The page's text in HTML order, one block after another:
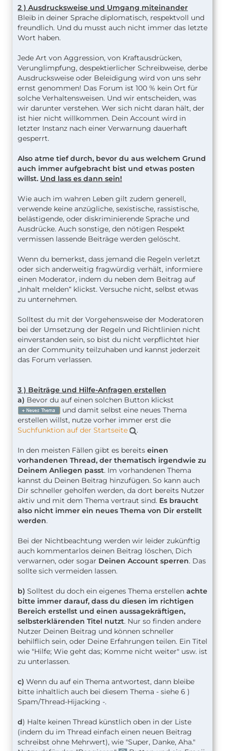
2 ) Ausdrucksweise und Umgang miteinander
Bleib in deiner Sprache diplomatisch, respektvoll und
freundlich. Und du musst auch nicht immer das letzte
Wort haben.
Jede Art von Aggression, von Kraftausdrücken,
Verunglimpfung, despektierlicher Schreibweise, derbe
Ausdrucksweise oder Beleidigung wird von uns sehr
ernst genommen! Das Forum ist 100 % kein Ort für
solche Verhaltensweisen. Und wir entscheiden, was
wir darunter verstehen. Wer sich nicht daran hält, der
ist hier nicht willkommen. Dein Account wird in
letzter Instanz nach einer Verwarnung dauerhaft
gesperrt.
Also atme tief durch, bevor du aus welchem Grund
auch immer aufgebracht bist und etwas posten
willst. Und lass es dann sein!
Wie auch im wahren Leben gilt zudem generell,
verwende keine anzügliche, sexistische, rassistische,
belästigende, oder diskriminierende Sprache und
Ausdrücke. Auch sonstige, den nötigen Respekt
vermissen lassende Beiträge werden gelöscht.
Wenn du bemerkst, dass jemand die Regeln verletzt
oder sich anderweitig fragwürdig verhält, informiere
einen Moderator, indem du neben dem Beitrag auf
„Inhalt melden“ klickst. Versuche nicht, selbst etwas
zu unternehmen.
Solltest du mit der Vorgehensweise der Moderatoren
bei der Umsetzung der Regeln und Richtlinien nicht
einverstanden sein, so bist du nicht verpflichtet hier
an der Community teilzuhaben und kannst jederzeit
das Forum verlassen.
3 ) Beiträge und Hilfe-Anfragen erstellen
a) Bevor du auf einen solchen Button klickst
und damit selbst eine neues Thema
erstellen willst, nutze vorher immer erst die
Suchfunktion auf der Startseite
.
In den meisten Fällen gibt es bereits einen
vorhandenen Thread, der thematisch irgendwie zu
Deinem Anliegen passt. Im vorhandenen Thema
kannst du Deinen Beitrag hinzufügen. So kann auch
Dir schneller geholfen werden, da dort bereits Nutzer
aktiv und mit dem Thema vertraut sind. Es braucht
also nicht immer ein neues Thema von Dir erstellt
werden.
Bei der Nichtbeachtung werden wir leider zukünftig
auch kommentarlos deinen Beitrag löschen, Dich
verwarnen, oder sogar Deinen Account sperren. Das
sollte sich vermeiden lassen.
b) Solltest du doch ein eigenes Thema erstellen achte
bitte immer darauf, dass du diesen im richtigen
Bereich erstellst und einen aussagekräftigen,
selbsterklärenden Titel nutzt. Nur so finden andere
Nutzer Deinen Beitrag und können schneller
behilflich sein, oder Deine Erfahrungen teilen. Ein Titel
wie "Hilfe; Wie geht das; Komme nicht weiter" usw. ist
zu unterlassen.
c) Wenn du auf ein Thema antwortest, dann bleibe
bitte inhaltlich auch bei diesem Thema - siehe 6 )
Spam/Thread-Hijacking -.
d) Halte keinen Thread künstlich oben in der Liste
(indem du im Thread einfach einen neuen Beitrag
schreibst ohne Mehrwert), wie "Super, Danke, Aha."